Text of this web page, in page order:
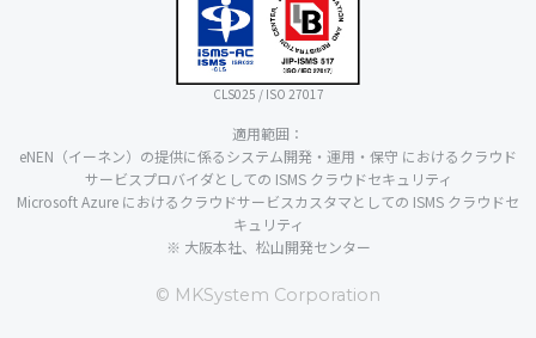
CLS025 / ISO 27017
適用範囲：
eNEN（イーネン）の提供に係るシステム開発・運用・保守 におけるクラウド
サービスプロバイダとしての ISMS クラウドセキュリティ
Microsoft Azure におけるクラウドサービスカスタマとしての ISMS クラウドセ
キュリティ
※ 大阪本社、松山開発センター
© MKSystem Corporation